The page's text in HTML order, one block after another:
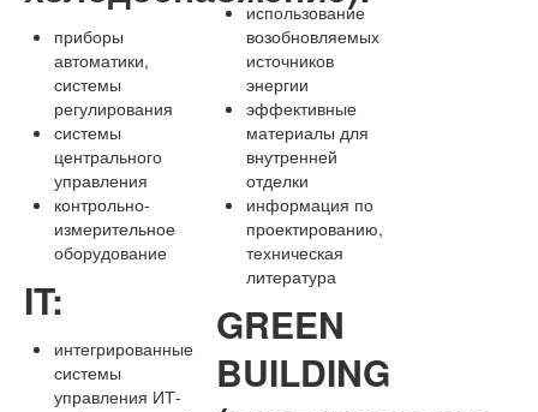
приборы
автоматики,
системы
регулирования
системы
центрального
управления
контрольно-
измерительное
оборудование
IT:
интегрированные
системы
управления ИТ-
использование
возобновляемых
источников
энергии
эффективные
материалы для
внутренней
отделки
информация по
проектированию,
техническая
литература
GREEN
BUILDING